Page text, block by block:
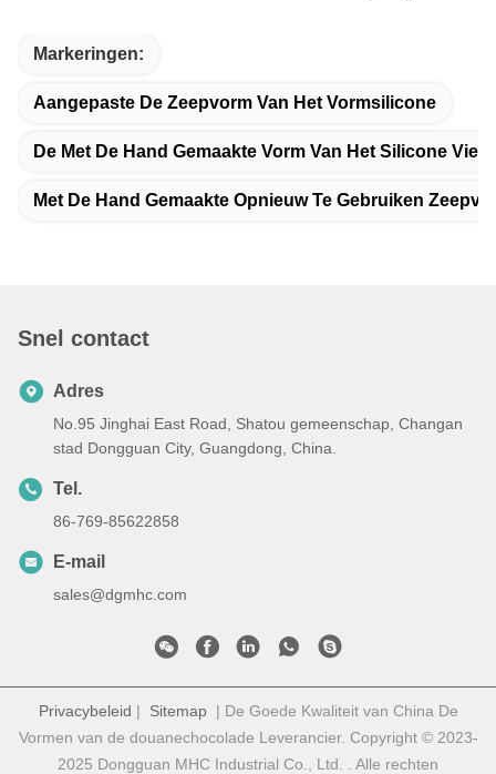
Markeringen:
Aangepaste De Zeepvorm Van Het Vormsilicone
De Met De Hand Gemaakte Vorm Van Het Silicone
Met De Hand Gemaakte Opnieuw Te Gebruiken
Snel contact
Adres
No.95 Jinghai East Road, Shatou gemeenschap, Changan
stad Dongguan City, Guangdong, China.
Tel.
86-769-85622858
E-mail
sales@dgmhc.com
Privacybeleid | Sitemap| De Goede Kwaliteit van China De
Vormen van de douanechocolade Leverancier. Copyright © 2023-
2025 Dongguan MHC Industrial Co., Ltd. . Alle rechten